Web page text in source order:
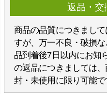
返品・交
商品の品質につきまし
すが、万一不良・破損
品到着後7日以内にお知
の返品につきましては
封・未使用に限り可能で